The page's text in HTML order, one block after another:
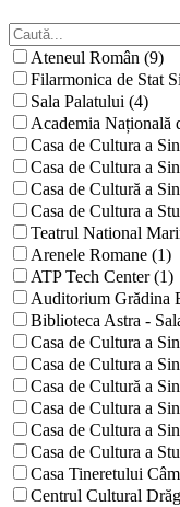
Ateneul Român (9)
Filarmonica de Stat
Sala Palatului (4)
Academia Națională
Casa de Cultura a
Casa de Cultura a
Casa de Cultură a
Casa de Cultura a
Teatrul National
Arenele Romane (1)
ATP Tech Center (1)
Auditorium Grădina
Biblioteca Astra -
Casa de Cultura a
Casa de Cultura a
Casa de Cultură a
Casa de Cultura a
Casa de Cultura a
Casa de Cultura a
Casa Tineretului
Centrul Cultural